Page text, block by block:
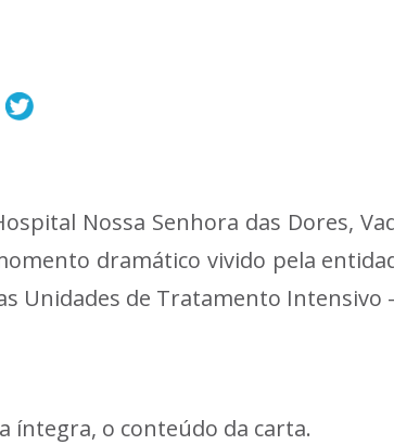
Nossa Senhora das Dores,
dramático vivido pela
Unidades de Tratamento Intensivo –
íntegra, o conteúdo da carta.